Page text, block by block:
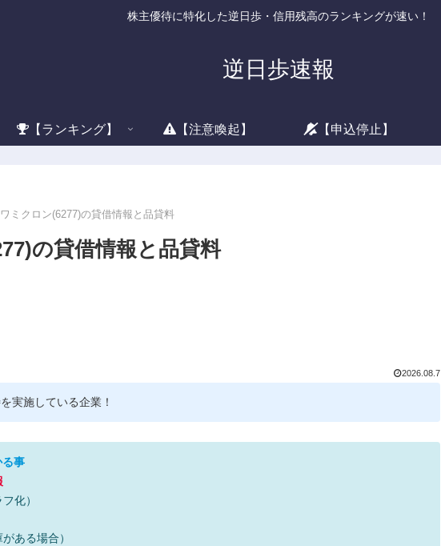
株主優待に特化した逆日歩・信用残高のランキングが速い！
逆日歩速報
【ランキング】 【注意喚起】 【申込停止】
ミクロン(6277)の貸借情報と品貸料
の貸借情報と品貸料
2026.08.7
実施している企業！
る事
化）
ある場合）